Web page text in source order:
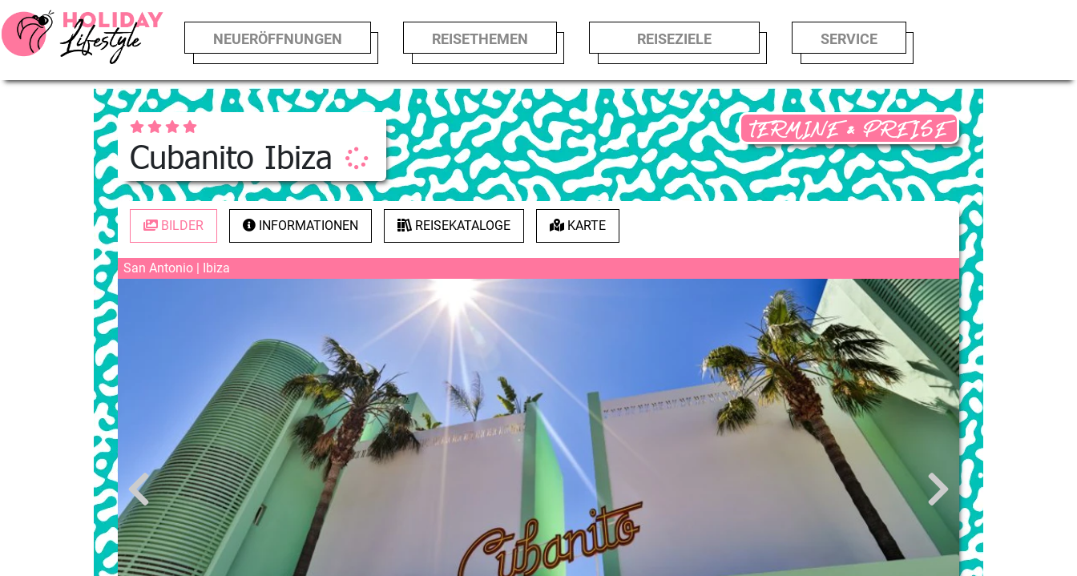
NEUERÖFFNUNGEN REISETHEMEN REISEZIELE SERVICE
Cubanito Ibiza
TERMINE & PREISE
BILDER INFORMATIONEN REISEKATALOGE KARTE
San Antonio | Ibiza